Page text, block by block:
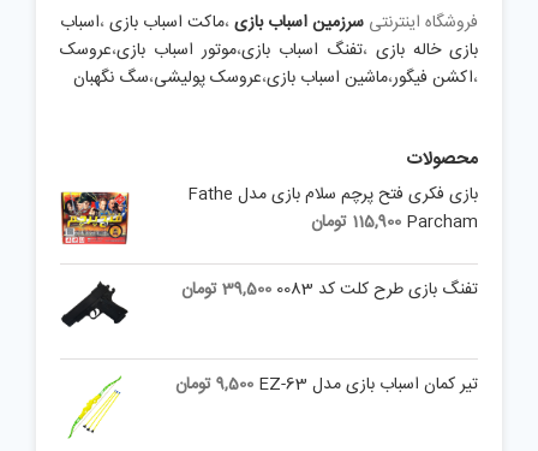
فروشگاه اینترنتی سرزمین اسباب بازی،ماکت اسباب بازی،اسباب
بازی خاله بازی ،تفنگ اسباب بازی،موتور اسباب بازی،عروسک
،اکشن فیگور،ماشین اسباب بازی،عروسک پولیشی،سگ نگهبان
محصولات
بازی فکری فتح پرچم سلام بازی مدل Fathe
Parcham
115,900 تومان
تفنگ بازی طرح کلت کد 0083 39,500تومان
تیر کمان اسباب بازی مدل EZ-63 9,500تومان